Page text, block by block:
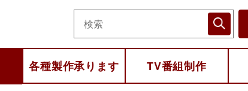
各種製作承ります TV番組制作